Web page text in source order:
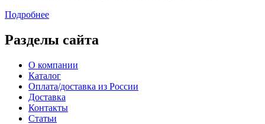
Подробнее
Разделы сайта
О компании
Каталог
Оплата/доставка из России
Доставка
Контакты
Статьи